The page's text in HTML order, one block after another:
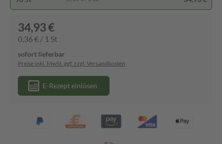
34,93 €
0,36 € / 1 St
sofort lieferbar
Preise inkl. MwSt. ggf. zzgl. Versandkosten
E-Rezept einlösen